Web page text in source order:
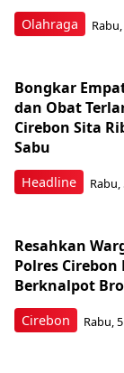
Olahraga
Headline
Bongkar
dan Obat
Cirebon Sita
Sabu
Rabu,
Cirebon
Resahkan
Polres
Berknalpot
Rabu,